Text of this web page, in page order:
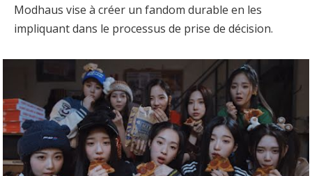
Modhaus vise à créer un fandom durable en les
impliquant dans le processus de prise de décision.